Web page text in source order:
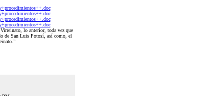
lo anterior, toda vez que
de San Luis Potosí, así como, el